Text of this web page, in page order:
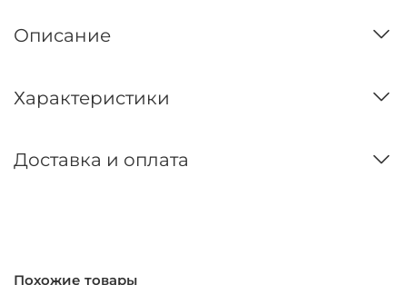
Описание
Характеристики
Доставка и оплата
Похожие товары